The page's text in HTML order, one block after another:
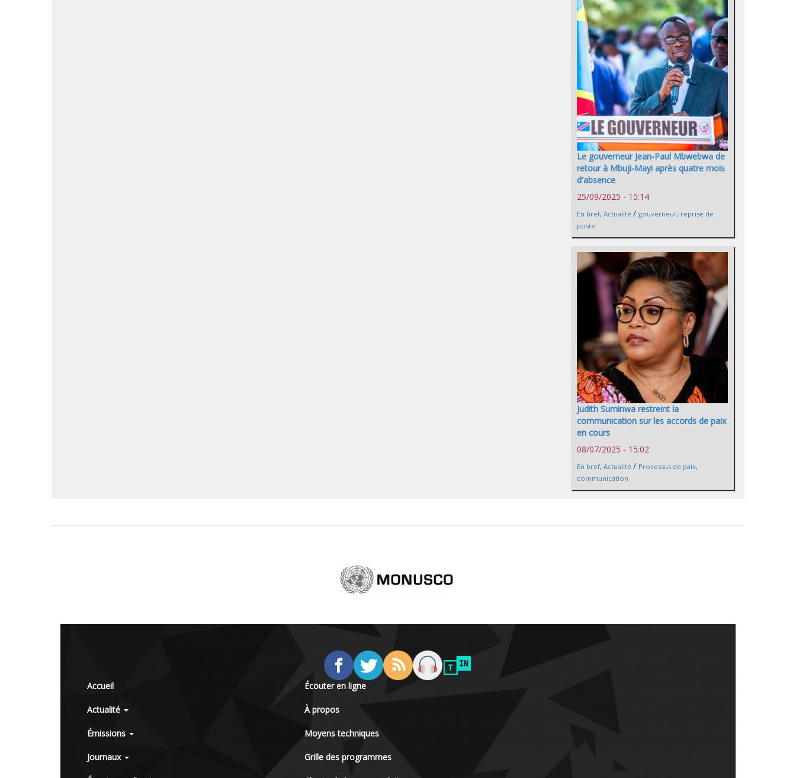
Le gouverneur Jean-Paul Mbwebwa de
retour à Mbuji-Mayi après quatre mois
d'absence
25/09/2025 - 15:14
En bref, Actualité / gouverneur, reprise de
poste
Judith Suminwa restreint la
communication sur les accords de paix
en cours
08/07/2025 - 15:02
En bref, Actualité / Processus de paix,
communication
Accueil
Actualité
Émissions
Journaux
Écouter en ligne
À propos
Moyens techniques
Grille des programmes